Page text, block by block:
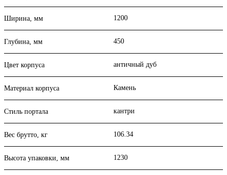
Ширина, мм 1200
Глубина, мм 450
Цвет корпуса античный дуб
Материал корпуса Камень
Стиль портала кантри
Вес брутто, кг 106.34
Высота упаковки, мм 1230